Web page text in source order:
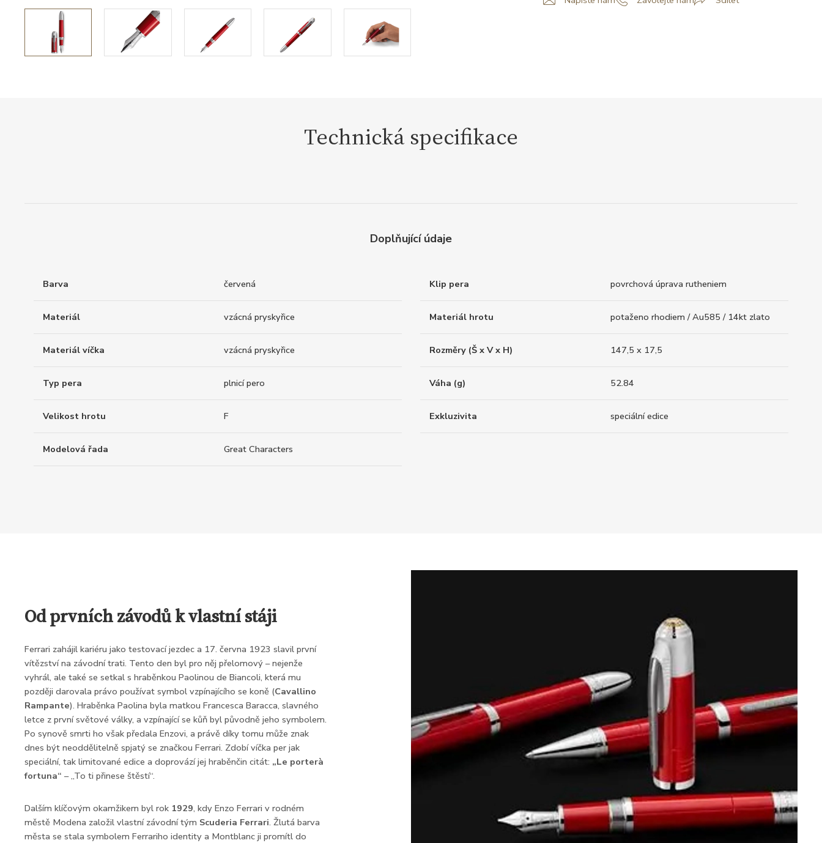
Technická specifikace
Doplňující údaje
Barva červená Klip pera povrchová úprava rutheniem
Materiál vzácná pryskyřice Materiál hrotu potaženo rhodiem / Au585 / 14kt zlato
Materiál víčka vzácná pryskyřice Rozměry (Š x V x H) 147,5 x 17,5
Typ pera plnicí pero Váha (g) 52.84
Velikost hrotu F Exkluzivita speciální edice
Modelová řada Great Characters
Od prvních závodů k vlastní stáji
Ferrari zahájil kariéru jako testovací jezdec a 17. června 1923 slavil první
vítězství na závodní trati. Tento den byl pro něj přelomový – nejenže
vyhrál, ale také se setkal s hraběnkou Paolinou de Biancoli, která mu
později darovala právo používat symbol vzpínajícího se koně (Cavallino
Rampante). Hraběnka Paolina byla matkou Francesca Baracca, slavného
letce z první světové války, a vzpínající se kůň byl původně jeho symbolem.
Po synově smrti ho však předala Enzovi, a právě díky tomu může znak
dnes být neoddělitelně spjatý se značkou Ferrari. Zdobí víčka per jak
speciální, tak limitované edice a doprovází jej hraběnčin citát: „Le porterà
fortuna“ – „To ti přinese štěstí“.
Dalším klíčovým okamžikem byl rok 1929, kdy Enzo Ferrari v rodném
městě Modena založil vlastní závodní tým Scuderia Ferrari. Žlutá barva
města se stala symbolem Ferrariho identity a Montblanc ji promítl do